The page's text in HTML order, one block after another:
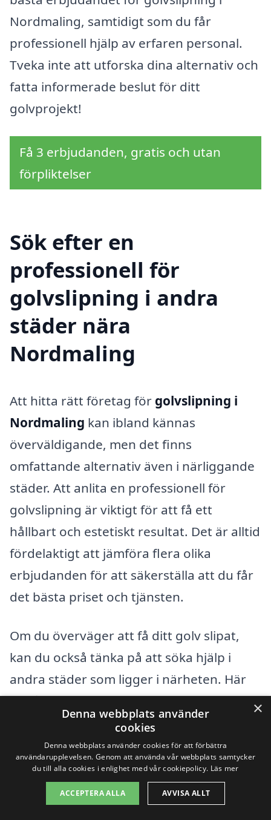
Nordmaling, samtidigt som du får
professionell hjälp av erfaren personal.
Tveka inte att utforska dina alternativ och
fatta informerade beslut för ditt
golvprojekt!
Få 3 erbjudanden, gratis och utan
förpliktelser
Sök efter en
professionell för
golvslipning i andra
städer nära
Nordmaling
Att hitta rätt företag för golvslipning i
Nordmaling kan ibland kännas
överväldigande, men det finns
omfattande alternativ även i närliggande
städer. Att anlita en professionell för
golvslipning är viktigt för att få ett
hållbart och estetiskt resultat. Det är alltid
fördelaktigt att jämföra flera olika
erbjudanden för att säkerställa att du får
det bästa priset och tjänsten.
Om du överväger att få ditt golv slipat,
kan du också tänka på att söka hjälp i
andra städer som ligger i närheten. Här
är några städer där du kan hitta
professionella golvslipare:
Örnsköldsvik
Bjästa
×
Denna webbplats använder
cookies
Denna webbplats använder cookies för att förbättra
användarupplevelsen. Genom att använda vår webbplats samtycker
du till alla cookies i enlighet med vår cookiepolicy. Läs mer
ACCEPTERA ALLA AVVISA ALLT